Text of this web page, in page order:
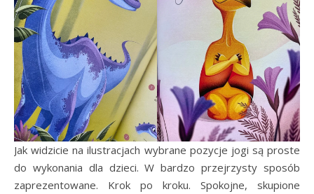
Jak widzicie na ilustracjach wybrane pozycje jogi są proste
do wykonania dla dzieci. W bardzo przejrzysty sposób
zaprezentowane. Krok po kroku. Spokojne, skupione